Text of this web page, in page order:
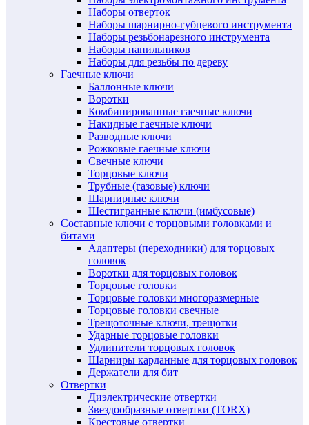
Наборы отверток
Наборы шарнирно-губцевого инструмента
Наборы резьбонарезного инструмента
Наборы напильников
Наборы для резьбы по дереву
Гаечные ключи
Баллонные ключи
Воротки
Комбинированные гаечные ключи
Накидные гаечные ключи
Разводные ключи
Рожковые гаечные ключи
Свечные ключи
Торцовые ключи
Трубные (газовые) ключи
Шарнирные ключи
Шестигранные ключи (имбусовые)
Составные ключи с торцовыми головками и
битами
Адаптеры (переходники) для торцовых
головок
Воротки для торцовых головок
Торцовые головки
Торцовые головки многоразмерные
Торцовые головки свечные
Трещоточные ключи, трещотки
Ударные торцовые головки
Удлинители торцовых головок
Шарниры карданные для торцовых головок
Держатели для бит
Отвертки
Диэлектрические отвертки
Звездообразные отвертки (TORX)
Крестовые отвертки